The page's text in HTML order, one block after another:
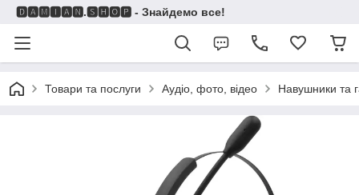
🅳🅰🅼🅸🅰🅽.🆂🅷🅾🅿 - Знайдемо все!
Товари та послуги Аудіо, фото, відео Навушники та